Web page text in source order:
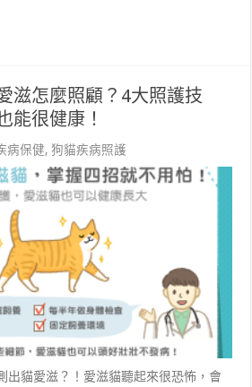
滋怎麼照顧？4大照護技
能很健康！
病保健,狗貓疾病照護
出貓愛滋？！愛滋貓聽起來很恐怖，會